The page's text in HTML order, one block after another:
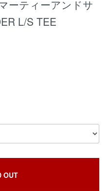
ーティーアンドサ
L/S TEE
OUT